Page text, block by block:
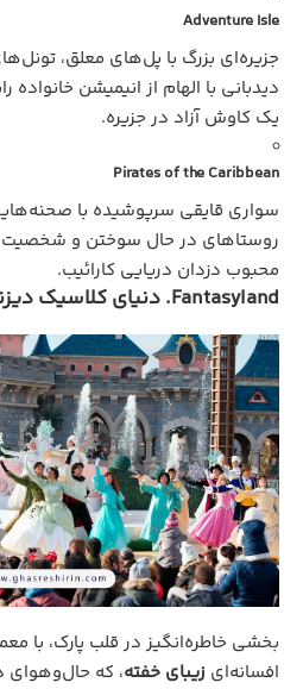
Adventure Isle
جزیره‌ای بزرگ با پل‌های معلق،
دیدبانی با الهام از انیمیشن
یک کاوش آزاد در جزیره.
Pirates of the Caribbean
سواری قایقی سرپوشیده با
روستاهای در حال سوختن و
محبوب دزدان دریایی کارائیب.
Fantasyland. دنیای کلاسیک دیزنی
بخشی خاطره‌انگیز در قلب پارک، با
افسانه‌ای زیبای خفته، که حال‌وهوای